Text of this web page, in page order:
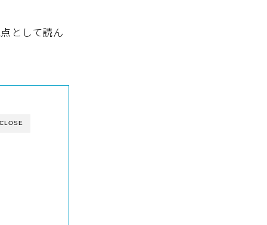
として読ん
CLOSE